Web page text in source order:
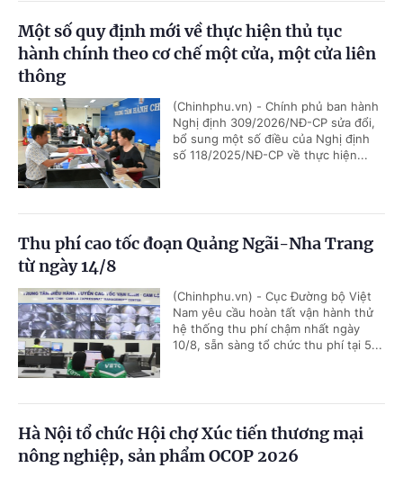
Một số quy định mới về thực hiện thủ tục
hành chính theo cơ chế một cửa, một cửa liên
thông
(Chinhphu.vn) - Chính phủ ban hành
Nghị định 309/2026/NĐ-CP sửa đổi,
bổ sung một số điều của Nghị định
số 118/2025/NĐ-CP về thực hiện...
Thu phí cao tốc đoạn Quảng Ngãi-Nha Trang
từ ngày 14/8
(Chinhphu.vn) - Cục Đường bộ Việt
Nam yêu cầu hoàn tất vận hành thử
hệ thống thu phí chậm nhất ngày
10/8, sẵn sàng tổ chức thu phí tại 5...
Hà Nội tổ chức Hội chợ Xúc tiến thương mại
nông nghiệp, sản phẩm OCOP 2026